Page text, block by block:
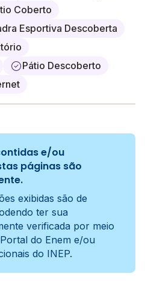
Coberto
Esportiva Descoberta
Pátio Descoberto
e/ou
páginas são
exibidas são de
ter sua
verificada por meio
do Enem e/ou
do INEP.